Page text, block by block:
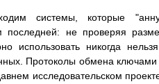
системы, которые
последней: не проверяя
использовать никогда
Протоколы обмена
исследовательском